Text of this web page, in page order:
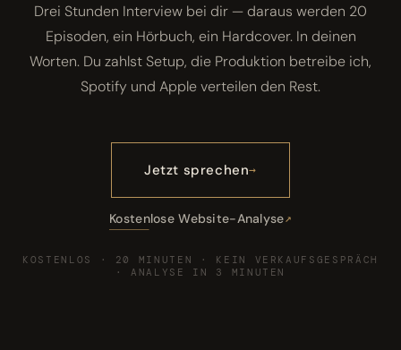
Drei Stunden Interview bei dir — daraus werden 20
Episoden, ein Hörbuch, ein Hardcover. In deinen
Worten. Du zahlst Setup, die Produktion betreibe ich,
Spotify und Apple verteilen den Rest.
Jetzt sprechen
Kostenlose Website-Analyse
KOSTENLOS · 20 MINUTEN · KEIN VERKAUFSGESPRÄCH
· ANALYSE IN 3 MINUTEN